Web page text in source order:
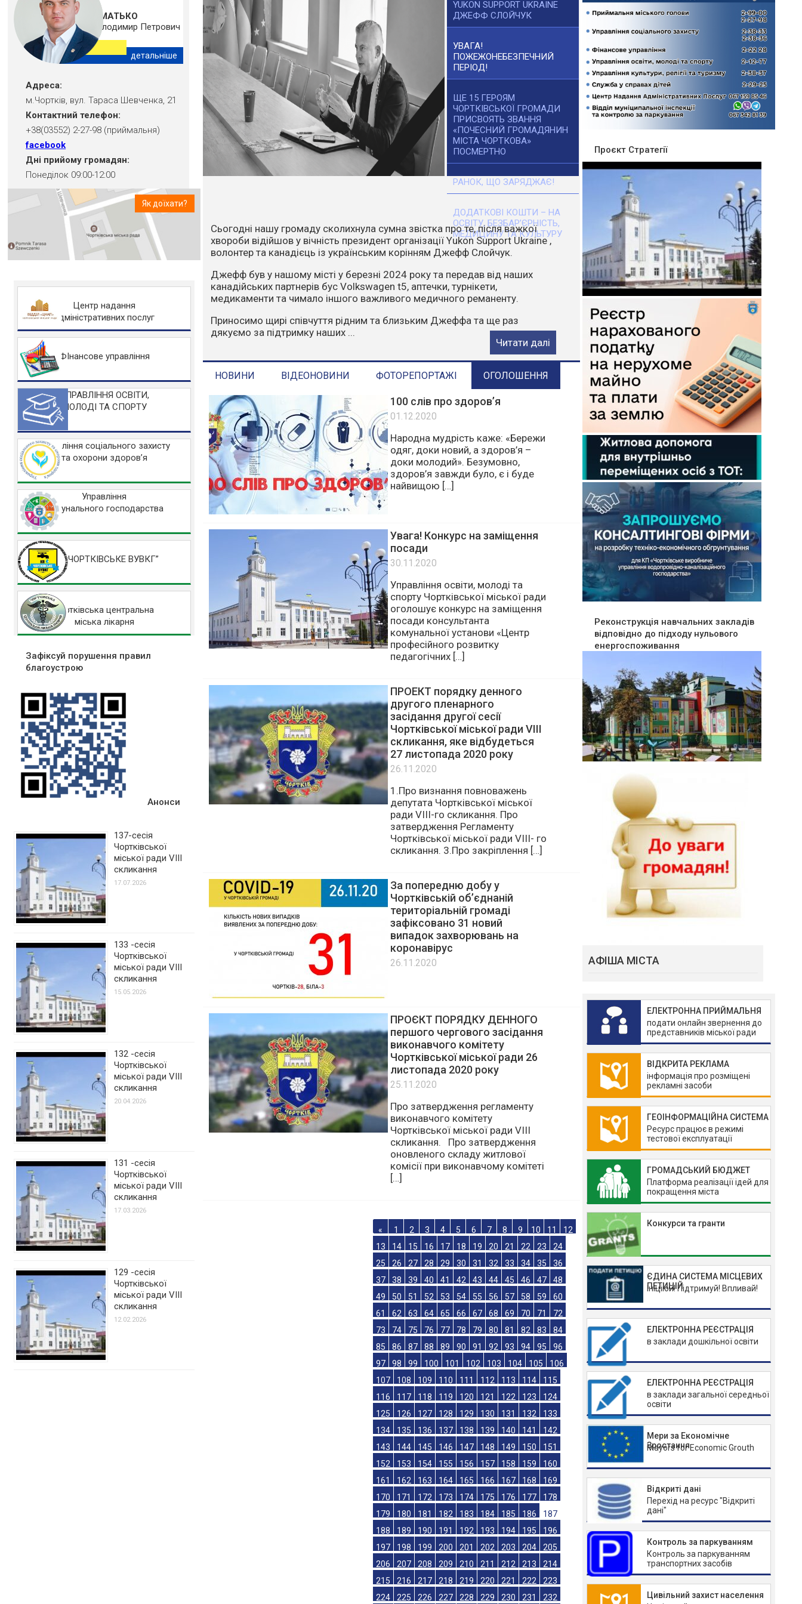
ШМАТЬКО
Володимир Петрович
детальніше
Адреса:
м.Чортків, вул. Тараса Шевченка, 21
Контактний телефон:
+38(03552) 2-27-98 (приймальня)
facebook
Дні прийому громадян:
Понеділок 09:00-12:00
Як доїхати?
Центр надання
адміністративних послуг
ФІнансове управління
УПРАВЛІННЯ ОСВІТИ,
МОЛОДІ ТА СПОРТУ
Управління соціального захисту
та охорони здоров’я
Управління
комунального господарства
КП “ЧОРТКІВСЬКЕ ВУВКГ”
Чортківська центральна
міська лікарня
Зафіксуй порушення правил
благоустрою
Анонси
137-сесія
Чортківської
міської ради VIII
скликання
17.07.2026
133 -сесія
Чортківської
міської ради VIII
скликання
15.05.2026
132 -сесія
Чортківської
міської ради VIII
скликання
20.04.2026
131 -сесія
Чортківської
міської ради VIII
скликання
17.03.2026
129 -сесія
Чортківської
міської ради VIII
скликання
12.02.2026
YUKON SUPPORT UKRAINE
ДЖЕФФ СЛОЙЧУК
УВАГА!
ПОЖЕЖОНЕБЕЗПЕЧНИЙ
ПЕРІОД!
ЩЕ 15 ГЕРОЯМ
ЧОРТКІВСЬКОЇ ГРОМАДИ
ПРИСВОЯТЬ ЗВАННЯ
«ПОЧЕСНИЙ ГРОМАДЯНИН
МІСТА ЧОРТКОВА»
ПОСМЕРТНО
РАНОК, ЩО ЗАРЯДЖАЄ!
ДОДАТКОВІ КОШТИ – НА
ОСВІТУ, БЕЗБАР’ЄРНІСТЬ,
МЕДИЦИНУ ТА КУЛЬТУРУ
Впродовж останніх днів температура повітря стає все вищою. Спека,
посуха та вітер перетворюють навіть маленьку іскру на масштабне
стихійне лихо.
Варто зазначити, що пожежі влітку найчастіше виникають через
людський фактор. Відділ з питань надзвичайних ситуацій та цивільного
захисту НАГАДУЄ:
Основні заборони у пожежонебезпечний період:
Читати далі
НОВИНИ ВІДЕОНОВИНИ ФОТОРЕПОРТАЖІ
100 слів про здоров’я
01.12.2020
Народна мудрість каже: «Бережи
одяг, доки новий, а здоров’я –
Увага! Конкурс на заміщення
посади
30.11.2020
Управління освіти, молоді та
спорту Чортківської міської ради
оголошує конкурс на заміщення
посади консультанта
педагогічних […]
ПРОЕКТ порядку денного
другого пленарного
засідання другої сесії
Чортківської міської ради VІІІ
скликання, яке відбудеться
27 листопада 2020 року
26.11.2020
1.Про визнання повноважень
депутата Чортківської міської
ради VІІІ-го скликання. Про
скликання. 3.Про закріплення […]
За попередню добу у
Чортківській об’єднаній
територіальній громаді
зафіксовано 31 новий
випадок захворювань на
ПРОЄКТ ПОРЯДКУ ДЕННОГО
першого чергового засідання
виконавчого комітету
Чортківської міської ради 26
листопада 2020 року
25.11.2020
Про затвердження регламенту
виконавчого комітету
Чортківської міської ради VIII
скликання. Про затвердження
« 1 2 3 4 5 6 7 8 9 10 11
13
14 15 16 17 18 19 20 21 22 23
24
25
26 27 28 29 30 31 32 33 34 35
36
37
38 39 40 41 42 43 44 45 46 47
48
49
50 51 52 53 54 55 56 57 58 59
60
61
62 63 64 65 66 67 68 69 70 71
72
73
74 75 76 77 78 79 80 81 82 83
84
85
86 87 88 89 90 91 92 93 94 95
96
97
98 99 100 101 102 103 104 105
106
107
108 109 110 111 112 113 114
115
116
117 118 119 120 121 122 123
124
125
126 127 128 129 130 131 132
133
134
135 136 137 138 139 140 141
142
143
144 145 146 147 148 149 150
151
152
153 154 155 156 157 158 159
160
161
162 163 164 165 166 167 168
169
170
171 172 173 174 175 176 177
178
179
180 181 182 183 184 185 186
187
188
189 190 191 192 193 194 195
196
197
198 199 200 201 202 203 204
205
206
207 208 209 210 211 212 213
214
Проєкт Стратегії
Реконструкція навчальних закладів
відповідно до підходу нульового
енергоспоживання
АФІША МІСТА
ЕЛЕКТРОННА ПРИЙМАЛЬНЯ
подати онлайн звернення до
представників міської ради
ВІДКРИТА РЕКЛАМА
інформація про розміщені
рекламні засоби
ГЕОІНФОРМАЦІЙНА СИСТЕМА
Ресурс працює в режимі
тестової експлуатації
ГРОМАДСЬКИЙ БЮДЖЕТ
Платформа реалізації ідей для
покращення міста
Конкурси та гранти
ЄДИНА СИСТЕМА МІСЦЕВИХ
ПЕТИЦІЙ
Ініціюй! Підтримуй! Впливай!
ЕЛЕКТРОННА РЕЄСТРАЦІЯ
в заклади дошкільної освіти
ЕЛЕКТРОННА РЕЄСТРАЦІЯ
в заклади загальної середньої
освіти
Мери за Економічне
Зростання
Mayors for Economic Grouth
Відкриті дані
Перехід на ресурс "Відкриті
дані"
Контроль за паркуванням
Контроль за паркуванням
транспортних засобів
Цивільний захист населення